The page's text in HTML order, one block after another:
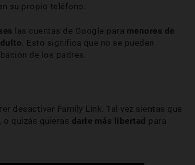
su propio teléfono.
las cuentas de Google para menores de
. Esto significa que no se pueden
de los padres.
desactivar Family Link. Tal vez sientas que
, o quizás quieras darle más libertad para